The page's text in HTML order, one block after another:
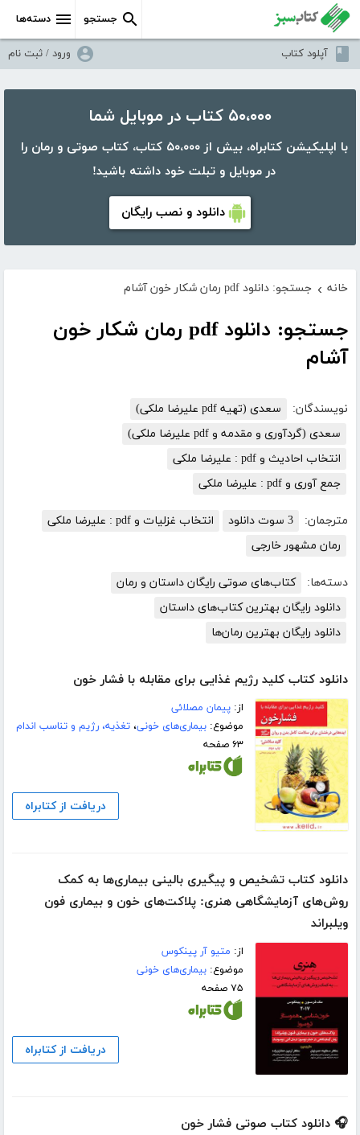
دسته‌ها جستجو
آپلود کتاب ورود / ثبت نام
۵۰،۰۰۰ کتاب در موبایل شما
با اپلیکیشن کتابراه، بیش از ۵۰،۰۰۰ کتاب، کتاب صوتی و رمان را
در موبایل و تبلت خود داشته باشید!
دانلود و نصب رایگان
خانه › جستجو: دانلود pdf رمان شکار خون آشام
جستجو: دانلود pdf رمان شکار خون
آشام
نویسندگان:
سعدی (تهیه pdf علیرضا ملکی)
سعدی (گردآوری و مقدمه و pdf علیرضا ملکی)
انتخاب احادیث و pdf : علیرضا ملکی
جمع آوری و pdf : علیرضا ملکی
مترجمان: 3 سوت دانلود
انتخاب غزلیات و pdf : علیرضا ملکی
رمان مشهور خارجی
دسته‌ها:
کتاب‌های صوتی رایگان داستان و رمان
دانلود رایگان بهترین کتاب‌های داستان
دانلود رایگان بهترین رمان‌ها
دانلود کتاب کلید رژیم غذایی برای مقابله با فشار خون
از:پیمان مصلائی
موضوع:بیماری‌های خونی،تغذیه، رژیم و تناسب اندام
۶۳ صفحه
دریافت از کتابراه
دانلود کتاب تشخیص و پیگیری بالینی بیماری‌ها به کمک
روش‌های آزمایشگاهی هنری: پلاکت‌های خون و بیماری فون
ویلبراند
از: متیو آر پینکوس
موضوع:بیماری‌های خونی
۷۵ صفحه
دریافت از کتابراه
🎧 دانلود کتاب صوتی فشار خون